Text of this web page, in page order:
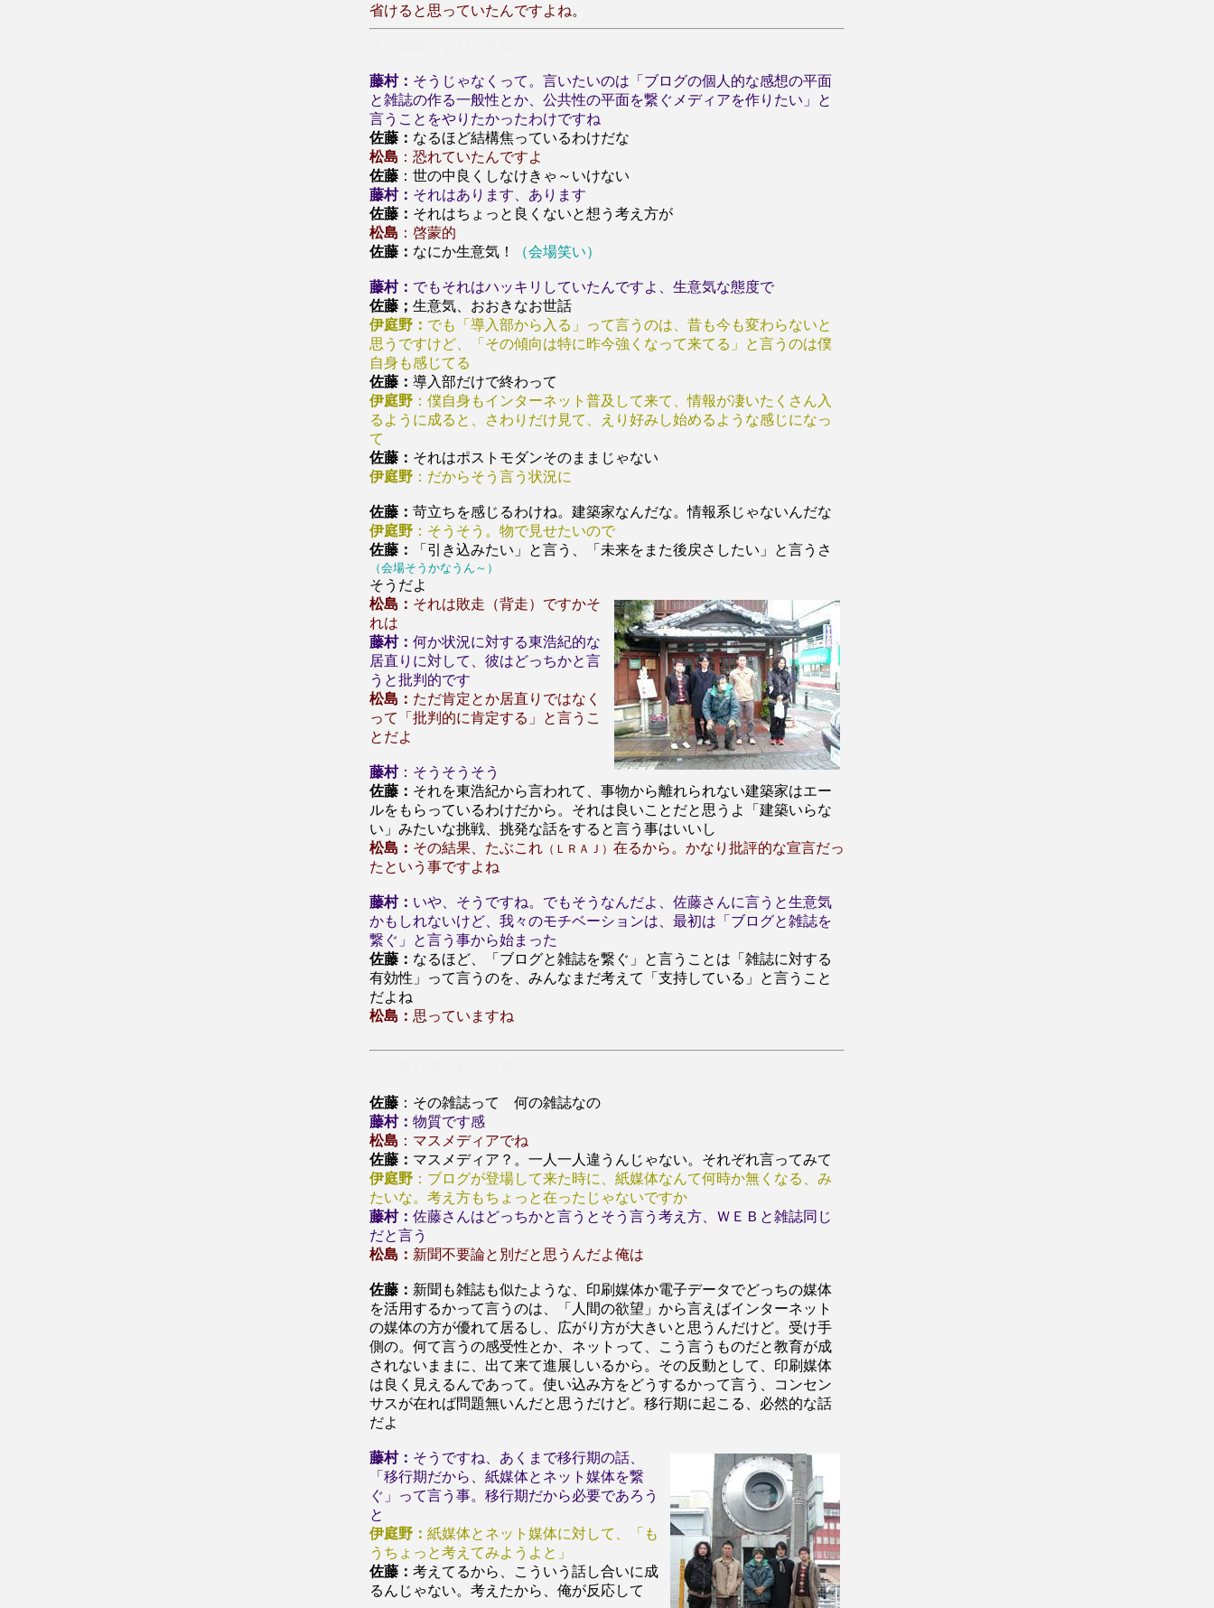
省けると思っていたんですよね。
藤村： そうじゃなくって。言いたいのは「ブログの個人的な感想の平面
と雑誌の作る一般性とか、公共性の平面を繋ぐメディアを作りたい」と
言うことをやりたかったわけですね
佐藤： なるほど結構焦っているわけだな
松島 ：恐れていたんですよ
佐藤 ：世の中良くしなけきゃ～いけない
藤村： それはあります、あります
佐藤： それはちょっと良くないと想う考え方が
松島 ：啓蒙的
佐藤： なにか生意気！ （会場笑い）
藤村： でもそれはハッキリしていたんですよ、生意気な態度で
佐藤； 生意気、おおきなお世話
伊庭野： でも「導入部から入る」って言うのは、昔も今も変わらないと
思うですけど、「その傾向は特に昨今強くなって来てる」と言うのは僕
自身も感じてる
佐藤： 導入部だけで終わって
伊庭野 ：僕自身もインターネット普及して来て、情報が凄いたくさん入
るように成ると、さわりだけ見て、えり好みし始めるような感じになっ
て
佐藤： それはポストモダンそのままじゃない
伊庭野 ：だからそう言う状況に
佐藤： 苛立ちを感じるわけね。建築家なんだな。情報系じゃないんだな
伊庭野 ：そうそう。物で見せたいので
佐藤：
「引き込みたい」と言う、「未来をまた後戻さしたい」と言うさ
（会場そうかなうん～）
そうだよ
松島： それは敗走（背走）ですかそ
れは
藤村： 何か状況に対する東浩紀的な
居直りに対して、彼はどっちかと言
うと批判的です
松島： ただ肯定とか居直りではなく
って「批判的に肯定する」と言うこ
とだよ
藤村：そうそうそう
佐藤： それを東浩紀から言われて、事物から離れられない建築家はエー
ルをもらっているわけだから。それは良いことだと思うよ「建築いらな
い」みたいな挑戦、挑発な話をすると言う事はいいし
松島： その結果、たぶこれ （ＬＲＡＪ） 在るから。かなり批評的な宣言だっ
たという事ですよね
藤村： いや、そうですね。でもそうなんだよ、佐藤さんに言うと生意気
かもしれないけど、我々のモチベーションは、最初は「ブログと雑誌を
繋ぐ」と言う事から始まった
佐藤： なるほど、「ブログと雑誌を繋ぐ」と言うことは「雑誌に対する
有効性」って言うのを、みんなまだ考えて「支持している」と言うこと
だよね
松島： 思っていますね
佐藤 ：その雑誌って 何の雑誌なの
藤村： 物質です感
松島 ：マスメディアでね
佐藤： マスメディア？。一人一人違うんじゃない。それぞれ言ってみて
伊庭野 ：ブログが登場して来た時に、紙媒体なんて何時か無くなる、み
たいな。考え方もちょっと在ったじゃないですか
藤村： 佐藤さんはどっちかと言うとそう言う考え方、ＷＥＢと雑誌同じ
だと言う
松島： 新聞不要論と別だと思うんだよ俺は
佐藤： 新聞も雑誌も似たような、印刷媒体か電子データでどっちの媒体
を活用するかって言うのは、「人間の欲望」から言えばインターネット
の媒体の方が優れて居るし、広がり方が大きいと思うんだけど。受け手
側の。何て言うの感受性とか、ネットって、こう言うものだと教育が成
されないままに、出て来て進展しいるから。その反動として、印刷媒体
は良く見えるんであって。使い込み方をどうするかって言う、コンセン
サスが在れば問題無いんだと思うだけど。移行期に起こる、必然的な話
だよ
藤村： そうですね、あくまで移行期の話、
「移行期だから、紙媒体とネット媒体を繋
ぐ」って言う事。移行期だから必要であろう
と
伊庭野： 紙媒体とネット媒体に対して、「も
うちょっと考えてみようよと」
佐藤： 考えてるから、こういう話し合いに成
るんじゃない。考えたから、俺が反応して